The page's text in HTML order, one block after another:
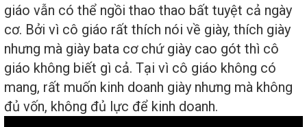
giáo vẫn có thể ngồi thao thao bất tuyệt cả ngày
cơ. Bởi vì cô giáo rất thích nói về giày, thích giày
nhưng mà giày bata cơ chứ giày cao gót thì cô
giáo không biết gì cả. Tại vì cô giáo không có
mang, rất muốn kinh doanh giày nhưng mà không
đủ vốn, không đủ lực để kinh doanh.